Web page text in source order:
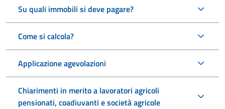
Su quali immobili si deve pagare?
Come si calcola?
Applicazione agevolazioni
Chiarimenti in merito a lavoratori agricoli
pensionati, coadiuvanti e società agricole